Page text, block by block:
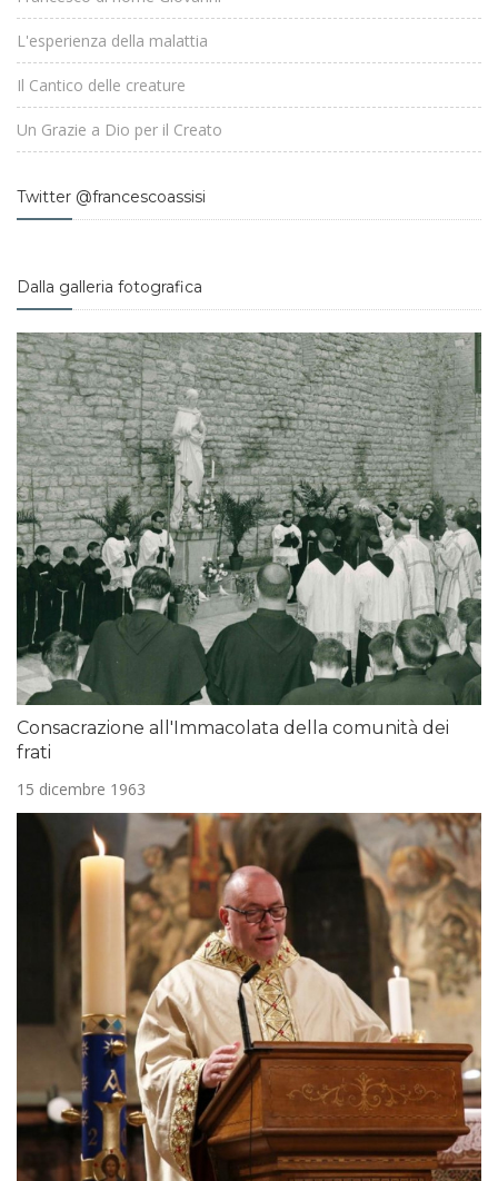
L'esperienza della malattia
Il Cantico delle creature
Un Grazie a Dio per il Creato
Twitter @francescoassisi
Dalla galleria fotografica
Consacrazione all'Immacolata della comunità dei
frati
15 dicembre 1963